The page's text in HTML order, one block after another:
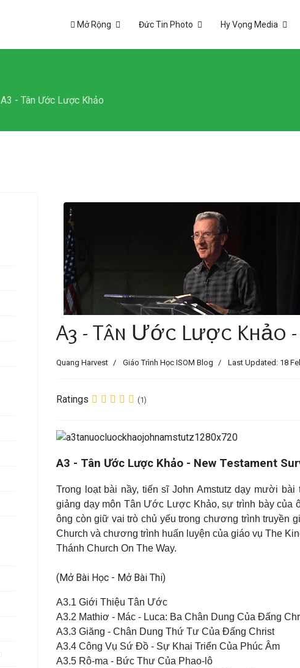
Mở Rộng Đức Tin Photo Hy Vọng Media
A3 - Tân Ước Lược Khảo
A3 - Tân Ước Lược Khảo
Quang Harvest Giáo Trình Học ISOM Blog Last Updated: 18
Ratings (1)
A3 - Tân Ước Lược Khảo - New Testament
Trong loạt bài nầy, tiến sĩ John Amstutz dạy mười
giảng dạy môn Tân Ước Lược Khảo, sự trình bày của
ông còn giữ vai trò chủ yếu trong chương trình truyền
Church và chương trình huấn luyện của giáo vụ The
Thánh Church On The Way.
(Mở Bài Học - Mở Bài Thi)
A3.1 Giới Thiệu Tân Ước
A3.2 Mathiơ - Mác - Luca: Ba Chân Dung Của Đấng
A3.3 Giăng - Chân Dung Thứ Tư Của Đấng Christ
A3.4 Công Vụ Sứ Đồ - Sự Khai Triển Của Phúc Âm
A3.5 Rô-ma - Bức Thư Của Phao-lô